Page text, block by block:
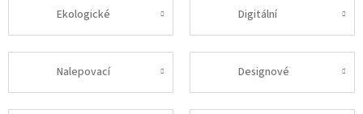
Ekologické Digitální
Nalepovací Designové